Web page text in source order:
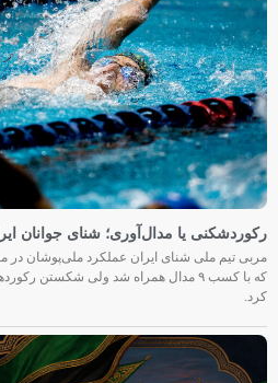
رکوردشکنی یا مدال‌آوری؛ شنای جوانان
مربی تیم ملی شنای ایران عملکرد ملی‌پوشان در
که با کسب ۹ مدال همراه شد ولی شکستن
کرد.